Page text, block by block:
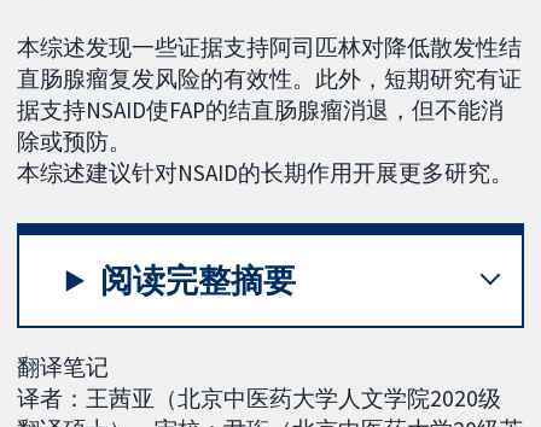
本综述发现一些证据支持阿司匹林对降低散发性结
直肠腺瘤复发风险的有效性。此外，短期研究有证
据支持NSAID使FAP的结直肠腺瘤消退，但不能消
除或预防。
本综述建议针对NSAID的长期作用开展更多研究。
阅读完整摘要
翻译笔记
译者：王茜亚（北京中医药大学人文学院2020级